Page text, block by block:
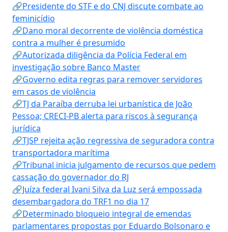
🔗Presidente do STF e do CNJ discute combate ao
feminicídio
🔗Dano moral decorrente de violência doméstica
contra a mulher é presumido
🔗Autorizada diligência da Polícia Federal em
investigação sobre Banco Master
🔗Governo edita regras para remover servidores
em casos de violência
🔗TJ da Paraíba derruba lei urbanística de João
Pessoa; CRECI-PB alerta para riscos à segurança
jurídica
🔗TJSP rejeita ação regressiva de seguradora contra
transportadora marítima
🔗Tribunal inicia julgamento de recursos que pedem
cassação do governador do RJ
🔗Juíza federal Ivani Silva da Luz será empossada
desembargadora do TRF1 no dia 17
🔗Determinado bloqueio integral de emendas
parlamentares propostas por Eduardo Bolsonaro e